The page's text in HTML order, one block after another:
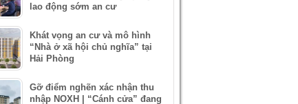
lao động sớm an cư
Khát vọng an cư và mô hình
“Nhà ở xã hội chủ nghĩa” tại
Hải Phòng
Gỡ điểm nghẽn xác nhận thu
nhập NOXH | “Cánh cửa” đang